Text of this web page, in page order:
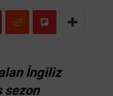
İngiliz
sezon